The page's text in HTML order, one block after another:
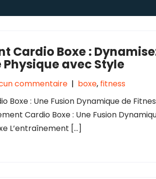
Cardio Boxe :
Physique avec Style
commentaire | boxe, fitness
Boxe : Une Fusion Dynamique de
Cardio Boxe : Une Fusion
L’entraînement […]